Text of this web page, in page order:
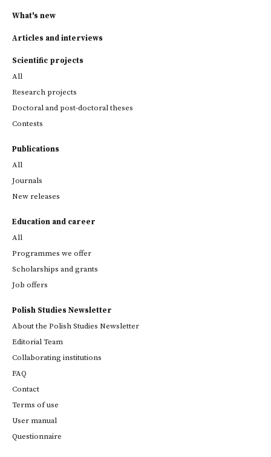
What's new
Articles and interviews
Scientific projects
All
Research projects
Doctoral and post-doctoral theses
Contests
Publications
All
Journals
New releases
Education and career
All
Programmes we offer
Scholarships and grants
Job offers
Polish Studies Newsletter
About the Polish Studies Newsletter
Editorial Team
Collaborating institutions
FAQ
Contact
Terms of use
User manual
Questionnaire